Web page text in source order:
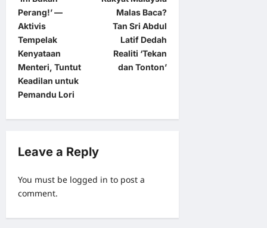
o
s
t
n
a
v
i
a
i
Perang!’ —
Aktivis
Tempelak
Kenyataan
Menteri, Tuntut
Keadilan untuk
Pemandu Lori
Malas Baca?
Tan Sri Abdul
Latif Dedah
Realiti ‘Tekan
dan Tonton’
Leave a Reply
You must be logged in to post a
comment.